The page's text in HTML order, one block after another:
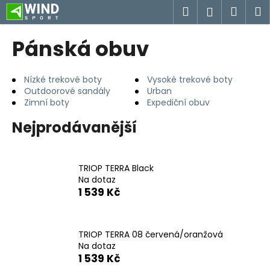
Přejít
na
obsah
Hledat
Pánská obuv
Nízké trekové boty
Vysoké trekové boty
Outdoorové sandály
Urban
Zimní boty
Expediční obuv
Nejprodávanější
TRIOP TERRA Black
Na dotaz
1 539 Kč
TRIOP TERRA 08 červená/oranžová
Na dotaz
1 539 Kč
K
o
o
p
t